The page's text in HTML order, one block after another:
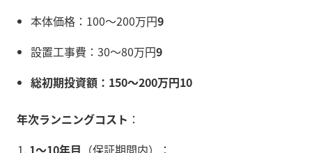
本体価格：100〜200万円9
設置工事費：30〜80万円9
総初期投資額：150〜200万円10
年次ランニングコスト ：